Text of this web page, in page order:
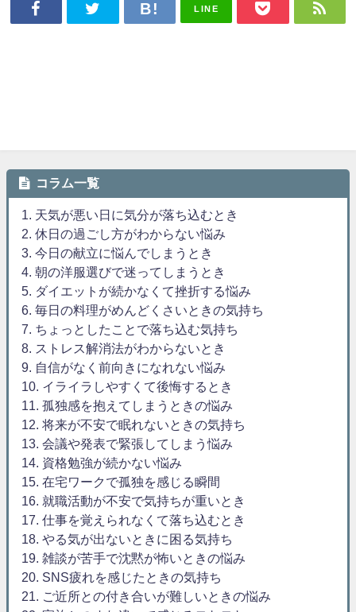
LINE
コラム一覧
1. 天気が悪い日に気分が落ち込むとき
2. 休日の過ごし方がわからない悩み
3. 今日の献立に悩んでしまうとき
4. 朝の洋服選びで迷ってしまうとき
5. ダイエットが続かなくて挫折する悩み
6. 毎日の料理がめんどくさいときの気持ち
7. ちょっとしたことで落ち込む気持ち
8. ストレス解消法がわからないとき
9. 自信がなく前向きになれない悩み
10. イライラしやすくて後悔するとき
11. 孤独感を抱えてしまうときの悩み
12. 将来が不安で眠れないときの気持ち
13. 会議や発表で緊張してしまう悩み
14. 資格勉強が続かない悩み
15. 在宅ワークで孤独を感じる瞬間
16. 就職活動が不安で気持ちが重いとき
17. 仕事を覚えられなくて落ち込むとき
18. やる気が出ないときに困る気持ち
19. 雑談が苦手で沈黙が怖いときの悩み
20. SNS疲れを感じたときの気持ち
21. ご近所との付き合いが難しいときの悩み